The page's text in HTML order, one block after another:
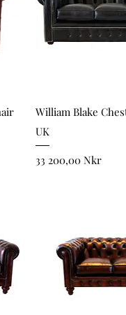
William Blake
UK
Pris
33 200,00 Nkr